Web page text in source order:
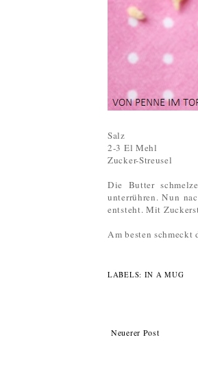
Salz
2-3 El Mehl
Zucker-Streusel
Die Butter
unterrühren. Nun
entsteht. Mit
Am besten
LABELS: IN A MUG
Neuerer Post